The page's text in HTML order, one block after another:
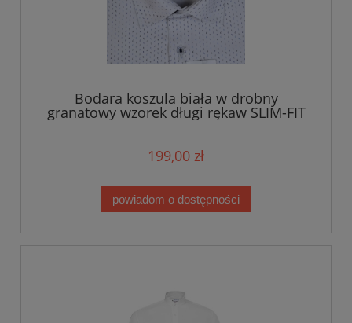
Bodara koszula biała w drobny
granatowy wzorek długi rękaw SLIM-FIT
199,00 zł
powiadom o dostępności